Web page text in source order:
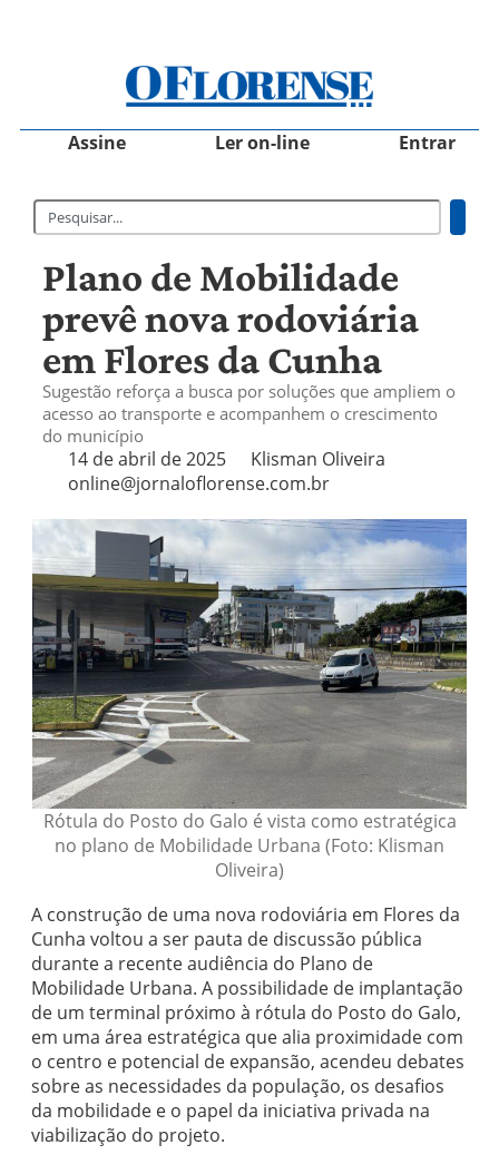
Assine Ler on-line Entrar
Plano de Mobilidade
prevê nova rodoviária
em Flores da Cunha
Sugestão reforça a busca por soluções que ampliem o
acesso ao transporte e acompanhem o crescimento
do município
14 de abril de 2025
Klisman Oliveira
online@jornaloflorense.com.br
Rótula do Posto do Galo é vista como estratégica
no plano de Mobilidade Urbana (Foto: Klisman
Oliveira)
A construção de uma nova rodoviária em Flores da
Cunha voltou a ser pauta de discussão pública
durante a recente audiência do Plano de
Mobilidade Urbana. A possibilidade de implantação
de um terminal próximo à rótula do Posto do Galo,
em uma área estratégica que alia proximidade com
o centro e potencial de expansão, acendeu debates
sobre as necessidades da população, os desafios
da mobilidade e o papel da iniciativa privada na
viabilização do projeto.